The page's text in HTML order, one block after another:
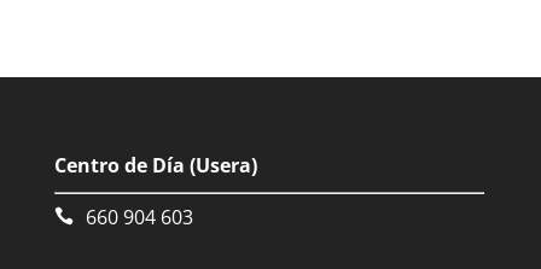
Centro de Día (Usera)
660 904 603